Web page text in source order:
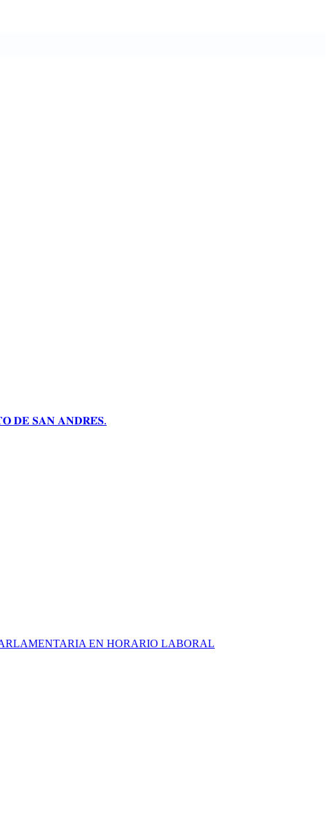
𝐃𝐄 𝐒𝐀𝐍 𝐀𝐍𝐃𝐑𝐄́𝐒.
EN HORARIO LABORAL